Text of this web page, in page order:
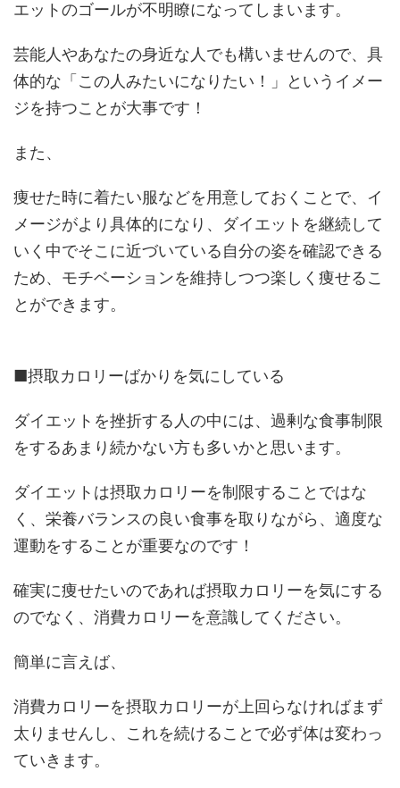
エットのゴールが不明瞭になってしまいます。
芸能人やあなたの身近な人でも構いませんので、具
体的な「この人みたいになりたい！」というイメー
ジを持つことが大事です！
また、
痩せた時に着たい服などを用意しておくことで、イ
メージがより具体的になり、ダイエットを継続して
いく中でそこに近づいている自分の姿を確認できる
ため、モチベーションを維持しつつ楽しく痩せるこ
とができます。
■摂取カロリーばかりを気にしている
ダイエットを挫折する人の中には、過剰な食事制限
をするあまり続かない方も多いかと思います。
ダイエットは摂取カロリーを制限することではな
く、栄養バランスの良い食事を取りながら、適度な
運動をすることが重要なのです！
確実に痩せたいのであれば摂取カロリーを気にする
のでなく、消費カロリーを意識してください。
簡単に言えば、
消費カロリーを摂取カロリーが上回らなければまず
太りませんし、これを続けることで必ず体は変わっ
ていきます。